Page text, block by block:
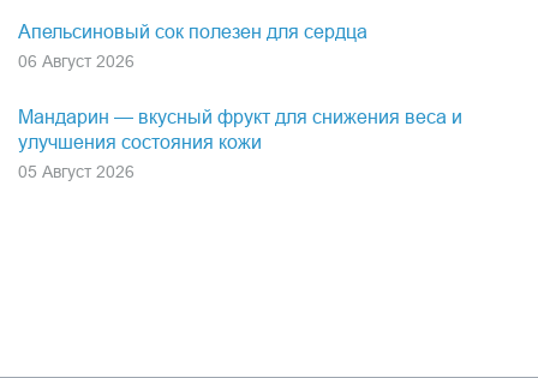
Апельсиновый сок полезен для сердца
06 Август 2026
Мандарин — вкусный фрукт для снижения веса и
улучшения состояния кожи
05 Август 2026